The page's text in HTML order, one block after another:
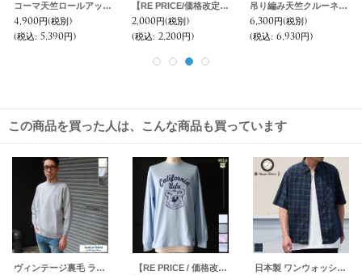
コーマ天竺ロールアップ胸ポケ付TEE【MADE IN JAPAN】『日本製』/ Upscape Audience
4,900円(税別)
(税込: 5,390円)
【RE PRICE/価格改定】吊り編み天竺ガゼットC/N スウェット ビッグ 5分袖TEE【MADE IN TOKYO】『東京製』 / Upscape Audience
2,000円(税別)
(税込: 2,200円)
吊り編み天竺クルーネック5分袖ビッグTEE【MADE IN TOKYO】『東京製』 / Upscape Audience
6,300円(税別)
(税込: 6,930円)
この商品を買った人は、こんな商品も買っています
ヴィンテージ裏毛 ラグランスリーブ 9/Sスウェット【MADE IN TOKYO】『東京製』/ Upscape Audience 【RE PRICE / 価格改定】UCLA"California BERA" 6oz米綿丸胴L/S Tee/ Audience 日本製 ワンウォッシュ ボタンダウン 半袖 テーパードシャツ【MADE IN JAPAN】『日本製』/ Upscape Audience